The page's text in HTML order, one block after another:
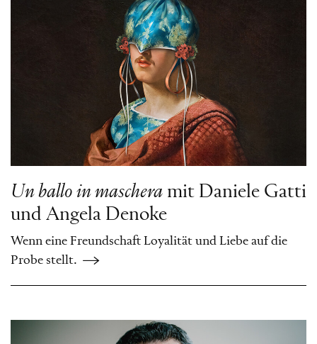
Un ballo in maschera mit Daniele Gatti
und Angela Denoke
Wenn eine Freundschaft Loyalität und Liebe auf die
Probe stellt.